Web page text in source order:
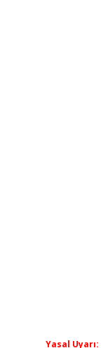
Yasal Uyarı: